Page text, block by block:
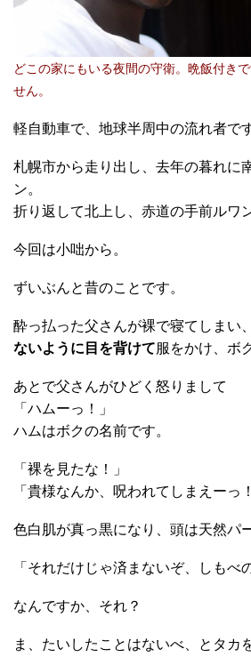
どこの家にもいる夜間の守衛。晩飯付き
せん。
軽自動車で、地球半周中の流れ者です
札幌市から走り出し、去年の暮れに
ン。
折り返して北上し、赤道の手前ルワ
今回は小咄から。
ずいぶんと昔のことです。
酔っ払った父さんが裸で寝てしまい
ないように目を背けて服をかけ、ボ
あとで父さんがひどく怒りまして
「ハムーっ！」
ハムはボクの名前です。
「裸を見たな！」
「貴様なんか、呪われてしまえーっ
色白肌が真っ黒になり、頭は天然パ
「それだけじゃ済まないぞ、しもべ
なんですか、それ？
ま、たいしたことはないべ、とタカ